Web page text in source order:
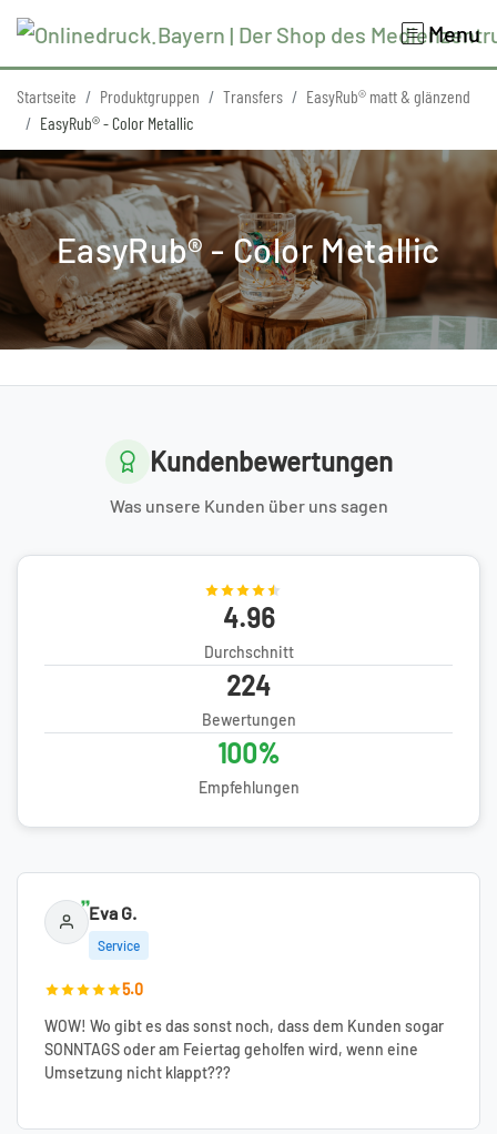
Menu
Startseite Produktgruppen Transfers
EasyRub® matt & glänzend
EasyRub® - Color Metallic
EasyRub® - Color Metallic
Kundenbewertungen
Was unsere Kunden über uns sagen
4.96
Durchschnitt
224
Bewertungen
100%
Empfehlungen
Eva G.
Service
5.0
WOW! Wo gibt es das sonst noch, dass dem Kunden sogar
SONNTAGS oder am Feiertag geholfen wird, wenn eine
Umsetzung nicht klappt???